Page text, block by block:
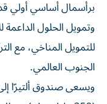
وتمويل الحلول الداعمة
للتمويل المناخي، مع
الجنوب العالمي.